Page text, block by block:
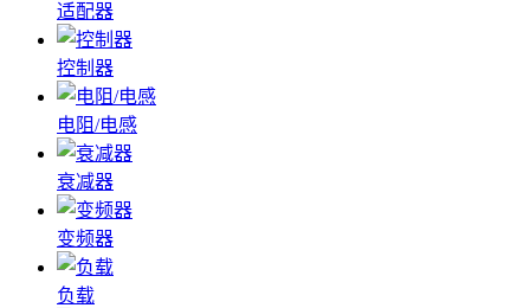
适配器
控制器
电阻/电感
衰减器
变频器
负载